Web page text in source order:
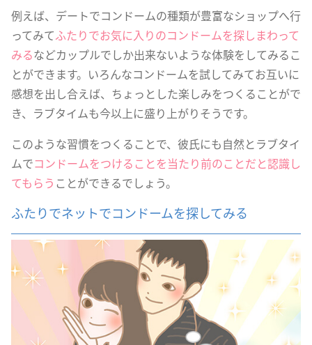
例えば、デートでコンドームの種類が豊富なショップへ行
ってみてふたりでお気に入りのコンドームを探しまわって
みるなどカップルでしか出来ないような体験をしてみるこ
とができます。いろんなコンドームを試してみてお互いに
感想を出し合えば、ちょっとした楽しみをつくることがで
き、ラブタイムも今以上に盛り上がりそうです。
このような習慣をつくることで、彼氏にも自然とラブタイ
ムでコンドームをつけることを当たり前のことだと認識し
てもらう ことができるでしょう。
ふたりでネットでコンドームを探してみる